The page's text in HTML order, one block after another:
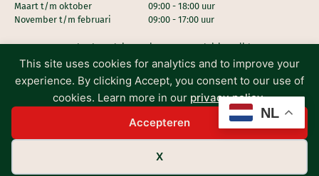
This site uses cookies for analytics and to improve your
experience. By clicking Accept, you consent to our use of
cookies. Learn more in our privacy policy.
Accepteren
X
Maart t/m oktober
November t/m februari
09:00 - 18:00 uur
09:00 - 17:00 uur
De keuken sluit 30 minuten voor sluitingstijd.
© De Rustende Jager
Infopagina
NL